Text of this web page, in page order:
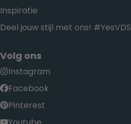
Inspiratie
Deel jouw stijl met ons! #YesVDS
Volg ons
Instagram
Facebook
Pinterest